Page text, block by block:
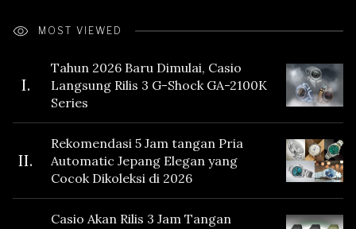
MOST VIEWED
I.
Tahun 2026 Baru Dimulai, Casio
Langsung Rilis 3 G-Shock GA-2100K
Series
II.
Rekomendasi 5 Jam tangan Pria
Automatic Jepang Elegan yang
Cocok Dikoleksi di 2026
Casio Akan Rilis 3 Jam Tangan